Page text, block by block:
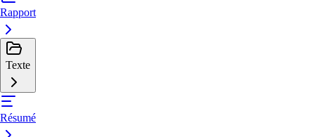
Rapport
Texte
Résumé